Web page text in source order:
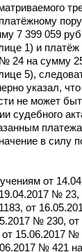
7 399 059
1) и
24 на сумму
5),
указал,
не может
судебного
в силу
от
№ 23,
от
№ 230,
15.06.2017 №
№ 421